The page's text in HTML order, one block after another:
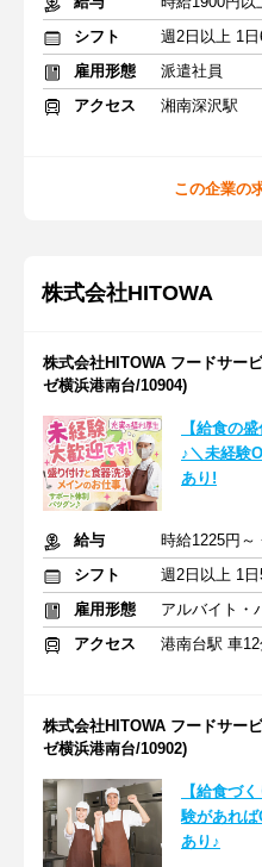
シフト
雇用形態
派遣社員
アクセス
湘南深沢駅
この企業の
株式会社HITOWA
株式会社HITOWA フードサー
ゼ横浜港南台/10904)
【給食の
♪＼未経験
あり!
給与
時給1225円
シフト
雇用形態
アルバイト・
アクセス
港南台駅 車
株式会社HITOWA フードサー
ゼ横浜港南台/10902)
【給食づ
験があれ
あり♪